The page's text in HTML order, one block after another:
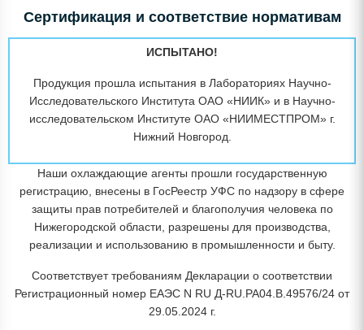
Сертификация и соответствие нормативам
ИСПЫТАНО!
Продукция прошла испытания в Лабораториях Научно-
Исследовательского Института ОАО «НИИК» и в Научно-
исследовательском Институте ОАО «НИИМЕСТПРОМ» г.
Нижний Новгород.
Наши охлаждающие агенты прошли государственную
регистрацию, внесены в ГосРеестр УФС по надзору в сфере
защиты прав потребителей и благополучия человека по
Нижегородской области, разрешены для производства,
реализации и использованию в промышленности и быту.
Соответствует требованиям Декларации о соответствии
Регистрационный номер ЕАЭС N RU Д-RU.РА04.В.49576/24 от
29.05.2024 г.